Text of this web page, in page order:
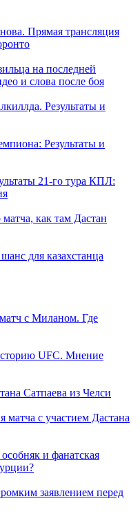
Прямая трансляция
на последней
и слова после боя
Результаты и
Результаты и
21-го тура КПЛ:
как там Дастан
для казахстанца
с Миланом. Где
UFC. Мнение
Сатпаева из Челси
матча с участием Дастана
и фанатская
заявлением перед